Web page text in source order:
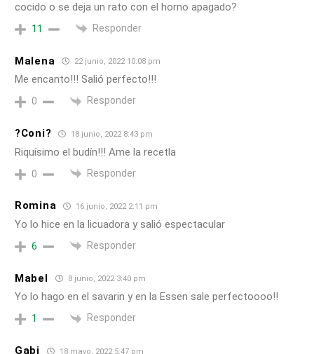
cocido o se deja un rato con el horno apagado?
11 Responder
Malena 22 junio, 2022 10:08 pm
Me encanto!!! Salió perfecto!!!
0 Responder
?Coni? 18 junio, 2022 8:43 pm
Riquísimo el budín!!! Ame la recetla
0 Responder
Romina 16 junio, 2022 2:11 pm
Yo lo hice en la licuadora y salió espectacular
6 Responder
Mabel 8 junio, 2022 3:40 pm
Yo lo hago en el savarin y en la Essen sale perfectoooo!!
1 Responder
Gabi 18 mayo, 2022 5:47 pm